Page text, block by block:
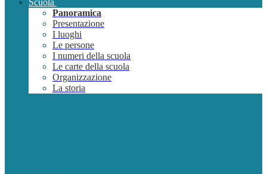
Scuola
Panoramica
Presentazione
I luoghi
Le persone
I numeri della scuola
Le carte della scuola
Organizzazione
La storia